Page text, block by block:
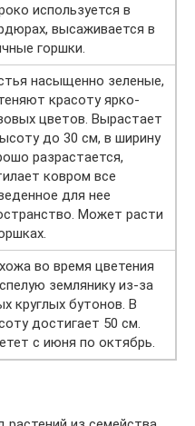
используется в
высаживается в
горшки.
насыщенно зеленые,
красоту ярко-
цветов. Вырастает
до 30 см, в ширину
разрастается,
ковром все
для нее
Может расти
во время цветения
землянику из-за
круглых бутонов. В
достигает 50 см.
с июня по октябрь.